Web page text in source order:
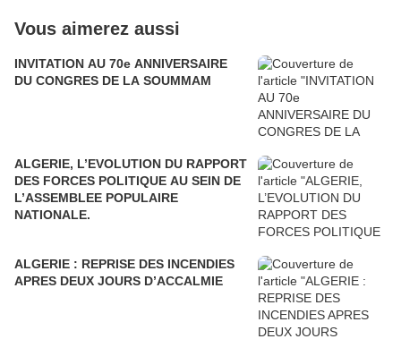
Vous aimerez aussi
INVITATION AU 70e ANNIVERSAIRE
DU CONGRES DE LA SOUMMAM
ALGERIE, L’EVOLUTION DU RAPPORT
DES FORCES POLITIQUE AU SEIN DE
L’ASSEMBLEE POPULAIRE
NATIONALE.
ALGERIE : REPRISE DES INCENDIES
APRES DEUX JOURS D’ACCALMIE